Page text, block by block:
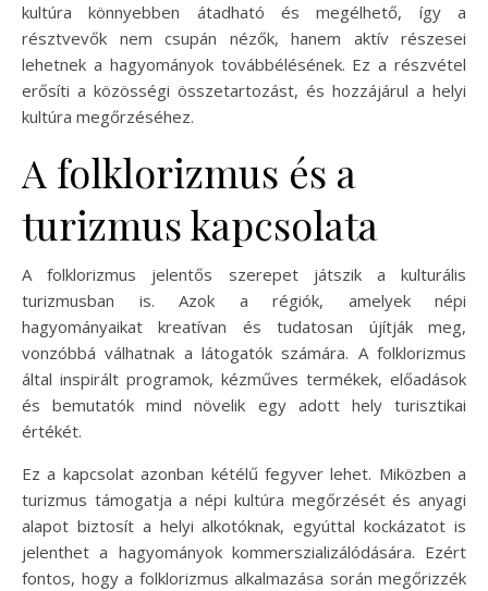
kultúra könnyebben átadható és megélhető, így a
résztvevők nem csupán nézők, hanem aktív részesei
lehetnek a hagyományok továbbélésének. Ez a részvétel
erősíti a közösségi összetartozást, és hozzájárul a helyi
kultúra megőrzéséhez.
A folklorizmus és a
turizmus kapcsolata
A folklorizmus jelentős szerepet játszik a kulturális
turizmusban is. Azok a régiók, amelyek népi
hagyományaikat kreatívan és tudatosan újítják meg,
vonzóbbá válhatnak a látogatók számára. A folklorizmus
által inspirált programok, kézműves termékek, előadások
és bemutatók mind növelik egy adott hely turisztikai
értékét.
Ez a kapcsolat azonban kétélű fegyver lehet. Miközben a
turizmus támogatja a népi kultúra megőrzését és anyagi
alapot biztosít a helyi alkotóknak, egyúttal kockázatot is
jelenthet a hagyományok kommerszializálódására. Ezért
fontos, hogy a folklorizmus alkalmazása során megőrizzék